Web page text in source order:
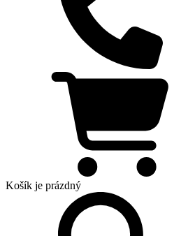
Košík je prázdný